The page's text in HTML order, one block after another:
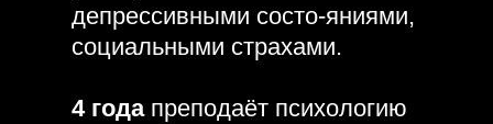
депрессивными состо-яниями,
социальными страхами.
4 года преподаёт психологию